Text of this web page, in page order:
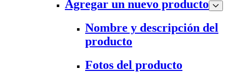
Agregar un nuevo producto
Nombre y descripción del
producto
Fotos del producto